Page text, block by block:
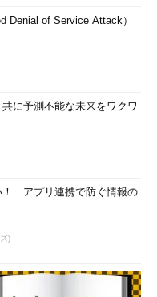
Denial of Service Attack）
に予測不能な未来をワクワ
！ アプリ連携で防ぐ情報の
)